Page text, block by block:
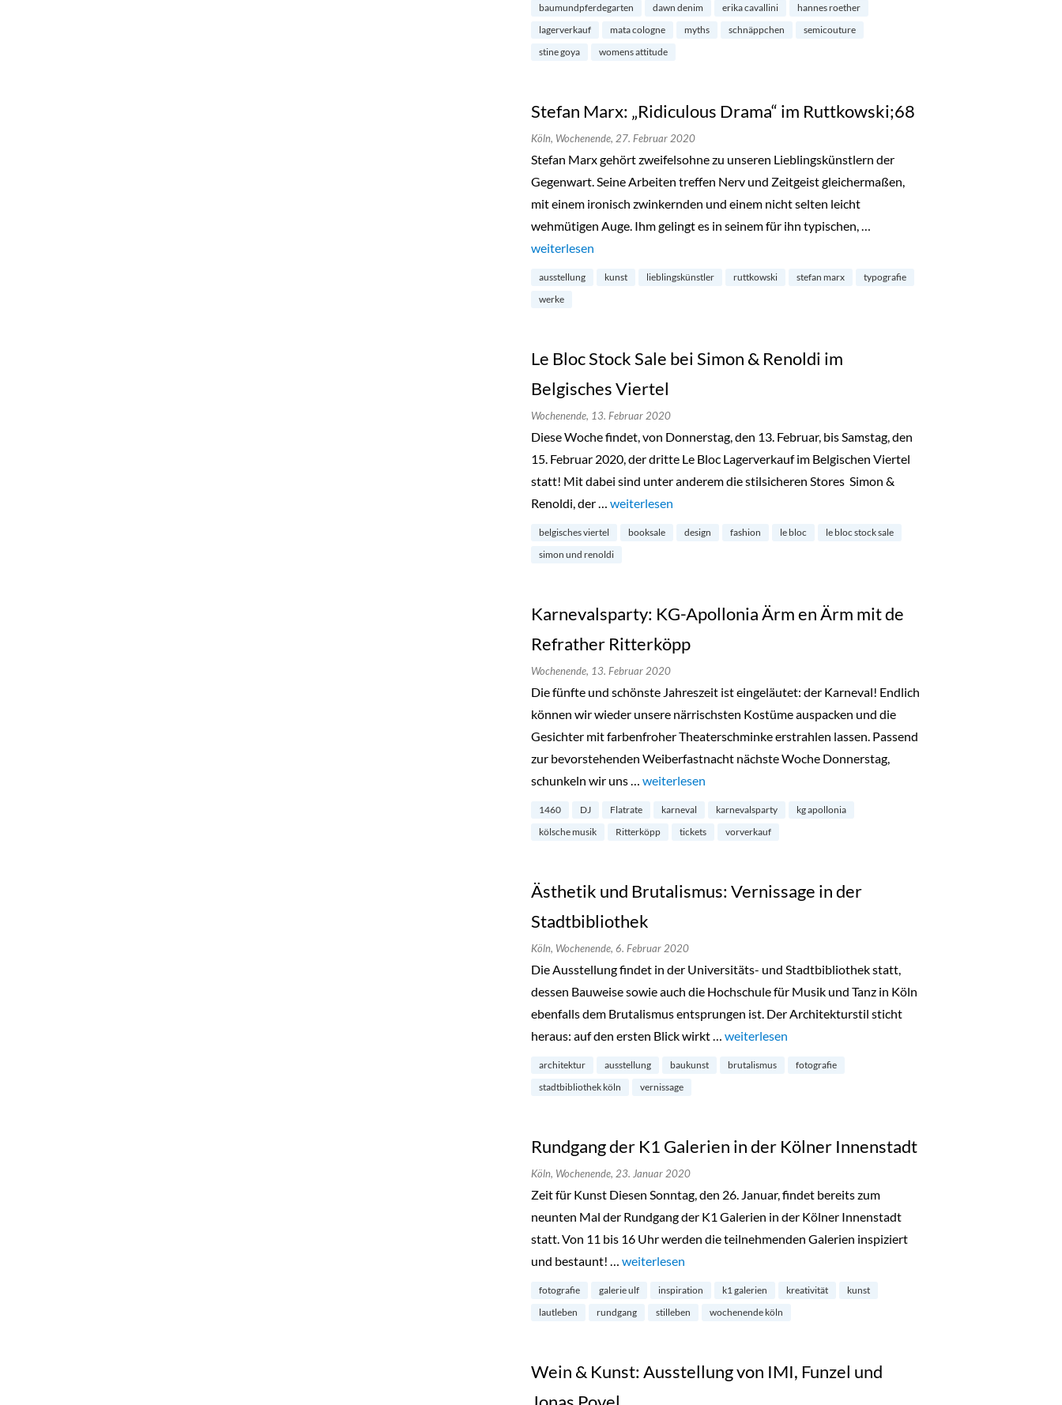
baumundpferdegarten dawn denim erika cavallini
hannes roether
lagerverkauf
mata cologne myths schnäppchen
semicouture
stine goya
womens attitude
Stefan Marx: „Ridiculous Drama“ im Ruttkowski;68
Köln, Wochenende, 27. Februar 2020
Stefan Marx gehört zweifelsohne zu unseren Lieblingskünstlern der
Gegenwart. Seine Arbeiten treffen Nerv und Zeitgeist gleichermaßen,
mit einem ironisch zwinkernden und einem nicht selten leicht
wehmütigen Auge. Ihm gelingt es in seinem für ihn typischen, …
„Stefan Marx: „Ridiculous Drama“ im Ruttkowski;68“
weiterlesen
ausstellung kunst lieblingskünstler ruttkowski stefan marx
typografie
werke
Le Bloc Stock Sale bei Simon & Renoldi im
Belgisches Viertel
Wochenende, 13. Februar 2020
Diese Woche findet, von Donnerstag, den 13. Februar, bis Samstag, den
15. Februar 2020, der dritte Le Bloc Lagerverkauf im Belgischen Viertel
statt! Mit dabei sind unter anderem die stilsicheren Stores Simon &
Renoldi, der … „Le Bloc Stock Sale bei Simon & Renoldi im Belgisches Viertel“
weiterlesen
belgisches viertel booksale design fashion le bloc
le bloc stock sale
simon und renoldi
Karnevalsparty: KG-Apollonia Ärm en Ärm mit de
Refrather Ritterköpp
Wochenende, 13. Februar 2020
Die fünfte und schönste Jahreszeit ist eingeläutet: der Karneval! Endlich
können wir wieder unsere närrischsten Kostüme auspacken und die
Gesichter mit farbenfroher Theaterschminke erstrahlen lassen. Passend
zur bevorstehenden Weiberfastnacht nächste Woche Donnerstag,
schunkeln wir uns … „Karnevalsparty: KG-Apollonia Ärm en Ärm mit de Refrather Ritterköpp“
weiterlesen
1460 DJ Flatrate karneval karnevalsparty
kg apollonia
kölsche musik
Ritterköpp tickets vorverkauf
Ästhetik und Brutalismus: Vernissage in der
Stadtbibliothek
Köln, Wochenende, 6. Februar 2020
Die Ausstellung findet in der Universitäts- und Stadtbibliothek statt,
dessen Bauweise sowie auch die Hochschule für Musik und Tanz in Köln
ebenfalls dem Brutalismus entsprungen ist. Der Architekturstil sticht
heraus: auf den ersten Blick wirkt … „Ästhetik und Brutalismus: Vernissage in der Stadtbibliothek“
weiterlesen
architektur ausstellung baukunst brutalismus
fotografie
stadtbibliothek köln
vernissage
Rundgang der K1 Galerien in der Kölner Innenstadt
Köln, Wochenende, 23. Januar 2020
Zeit für Kunst Diesen Sonntag, den 26. Januar, findet bereits zum
neunten Mal der Rundgang der K1 Galerien in der Kölner Innenstadt
statt. Von 11 bis 16 Uhr werden die teilnehmenden Galerien inspiziert
und bestaunt! … „Rundgang der K1 Galerien in der Kölner Innenstadt“
weiterlesen
fotografie galerie ulf inspiration k1 galerien kreativität
kunst
lautleben
rundgang stilleben wochenende köln
Wein & Kunst: Ausstellung von IMI, Funzel und